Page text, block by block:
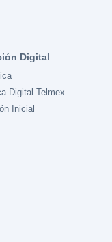
Digital
Digital Telmex
Inicial